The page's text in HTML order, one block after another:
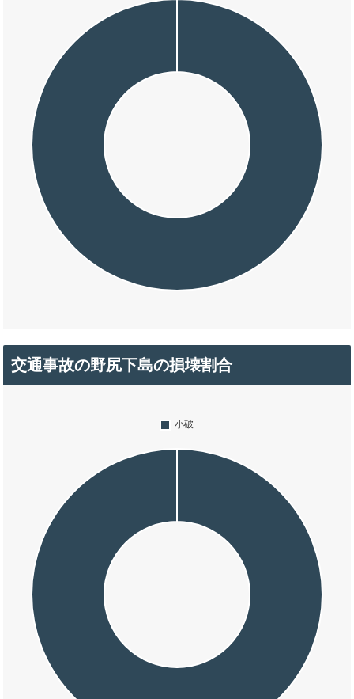
交通事故の野尻下島の損壊割合